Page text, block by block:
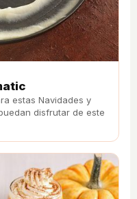
estas Navidades y
disfrutar de este